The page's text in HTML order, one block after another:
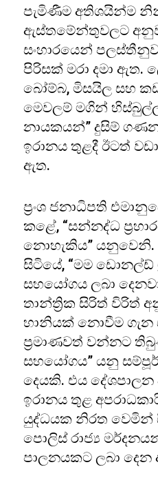
පැමිණීම අතිශයින්ම
ඇස්තමේන්තුවලට
සංහාරයෙන්
පිරිසක් මරා දමා ඇත.
බෝම්බ, මිසයිල සහ
මෙවලම් මගින්
නායකයන්” දුසිම්
ඉරානය තුළදී ඊටත්
ඇත.
ප්‍රංශ ජනාධිපති
කළේ, “සන්නද්ධ
නොහැකිය” යනුවෙනි.
සිටියේ, “මම ඩොනල්ඩ්
සහයෝගය ලබා
තාන්ත්‍රික සිරිත් විරිත්
හානියක් නොවීම ගැන
ප්‍රමාණවත් වන්නට
සහයෝගය” යනු
දෙයකි. එය
ඉරානය තුළ
යුද්ධයක නිරත වෙමින්
පොලිස් රාජ්‍ය
පාලනයකට ලබා දෙන